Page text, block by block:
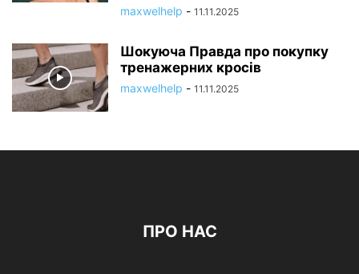
maxwelhelp - 11.11.2025
Шокуюча Правда про покупку
тренажерних кросів
maxwelhelp - 11.11.2025
ПРО НАС